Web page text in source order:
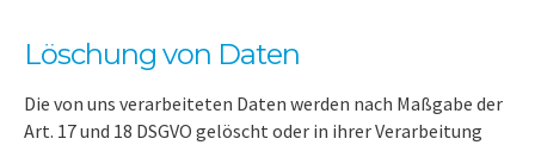
Löschung von Daten
Die von uns verarbeiteten Daten werden nach Maßgabe der
Art. 17 und 18 DSGVO gelöscht oder in ihrer Verarbeitung